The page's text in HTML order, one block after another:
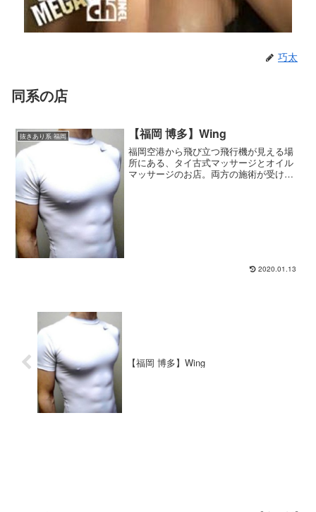
巧太
同系の店
抜きあり系 福岡 【福岡 博多】Wing
福岡空港から飛び立つ飛行機が見える場
所にある、タイ古式マッサージとオイル
マッサージのお店。両方の施術が受けら
2020.01.13
【福岡 博多】Wing